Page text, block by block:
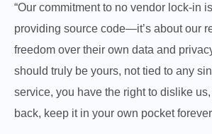
“Our commitment to no vendor lock-in
providing source code—it’s about our
freedom over their own data and
should truly be yours, not tied to any
service, you have the right to dislike
back, keep it in your own pocket